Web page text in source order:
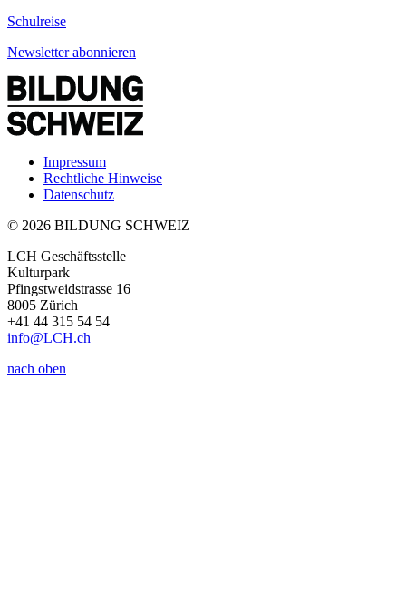
Schulreise
Newsletter abonnieren
Impressum
Rechtliche Hinweise
Datenschutz
© 2026 BILDUNG SCHWEIZ
LCH Geschäftsstelle
Kulturpark
Pfingstweidstrasse 16
8005 Zürich
+41 44 315 54 54
info@LCH.ch
nach oben